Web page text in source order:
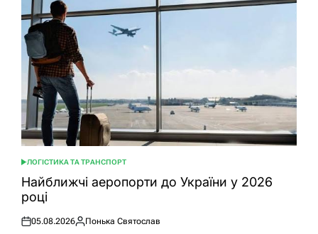
ОПУБЛІКУВАТИ
У
ЛОГІСТИКА ТА ТРАНСПОРТ
Найближчі аеропорти до України у 2026
році
Оприлюднено
05.08.2026
Опубліковано
Понька Святослав